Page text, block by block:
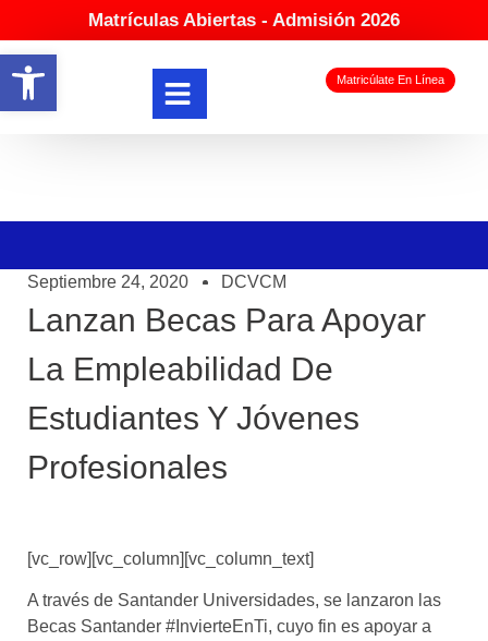
Abrir barra de herramientas
Matrículas Abiertas - Admisión 2026
Matricúlate En Línea
Septiembre 24, 2020 DCVCM
Lanzan Becas Para Apoyar
La Empleabilidad De
Estudiantes Y Jóvenes
Profesionales
[vc_row][vc_column][vc_column_text]
A través de Santander Universidades, se lanzaron las
Becas Santander #InvierteEnTi, cuyo fin es apoyar a